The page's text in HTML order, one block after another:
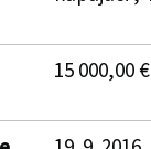
15 000,00